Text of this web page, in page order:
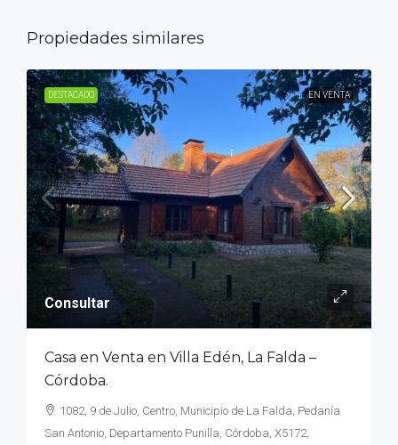
Propiedades similares
DESTACADO EN VENTA
Consultar
Casa en Venta en Villa Edén, La Falda –
Córdoba.
1082, 9 de Julio, Centro, Municipio de La Falda, Pedanía
San Antonio, Departamento Punilla, Córdoba, X5172,